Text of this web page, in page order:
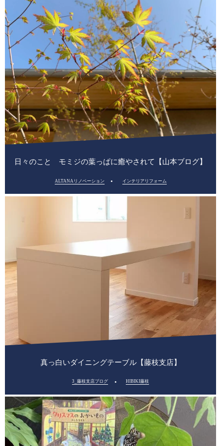
日々のこと モミジの葉っぱに癒やされて【山本ブログ】
ALTANAリノベーション インテリアリフォーム
真っ白いダイニングテーブル【藤枝支店】
3_藤枝支店ブログ HIBIKI藤枝